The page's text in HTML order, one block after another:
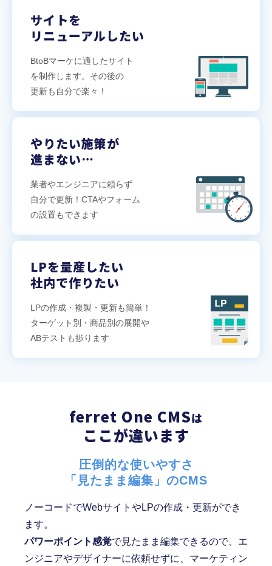
サイトを
リニューアルしたい
BtoBマーケに適したサイト
を制作します。その後の
更新も自分で楽々！
やりたい施策が
進まない…
業者やエンジニアに頼らず
自分で更新！CTAやフォーム
の設置もできます
LPを量産したい
社内で作りたい
LPの作成・複製・更新も簡単！
ターゲット別・商品別の展開や
ABテストも捗ります
ferret One CMSは
ここが違います
圧倒的な使いやすさ
「見たまま編集」のCMS
ノーコードでWebサイトやLPの作成・更新ができ
ます。
パワーポイント感覚で見たまま編集できるので、エ
ンジニアやデザイナーに依頼せずに、マーケティン